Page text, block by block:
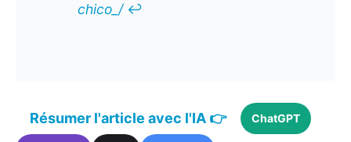
chico_/ ↩︎
Résumer l'article avec l'IA 👉 ChatGPT